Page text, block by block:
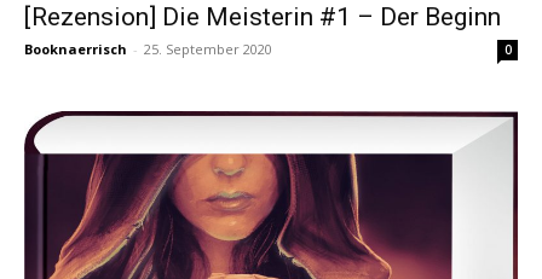
[Rezension] Die Meisterin #1 – Der Beginn
Booknaerrisch - 25. September 2020 0